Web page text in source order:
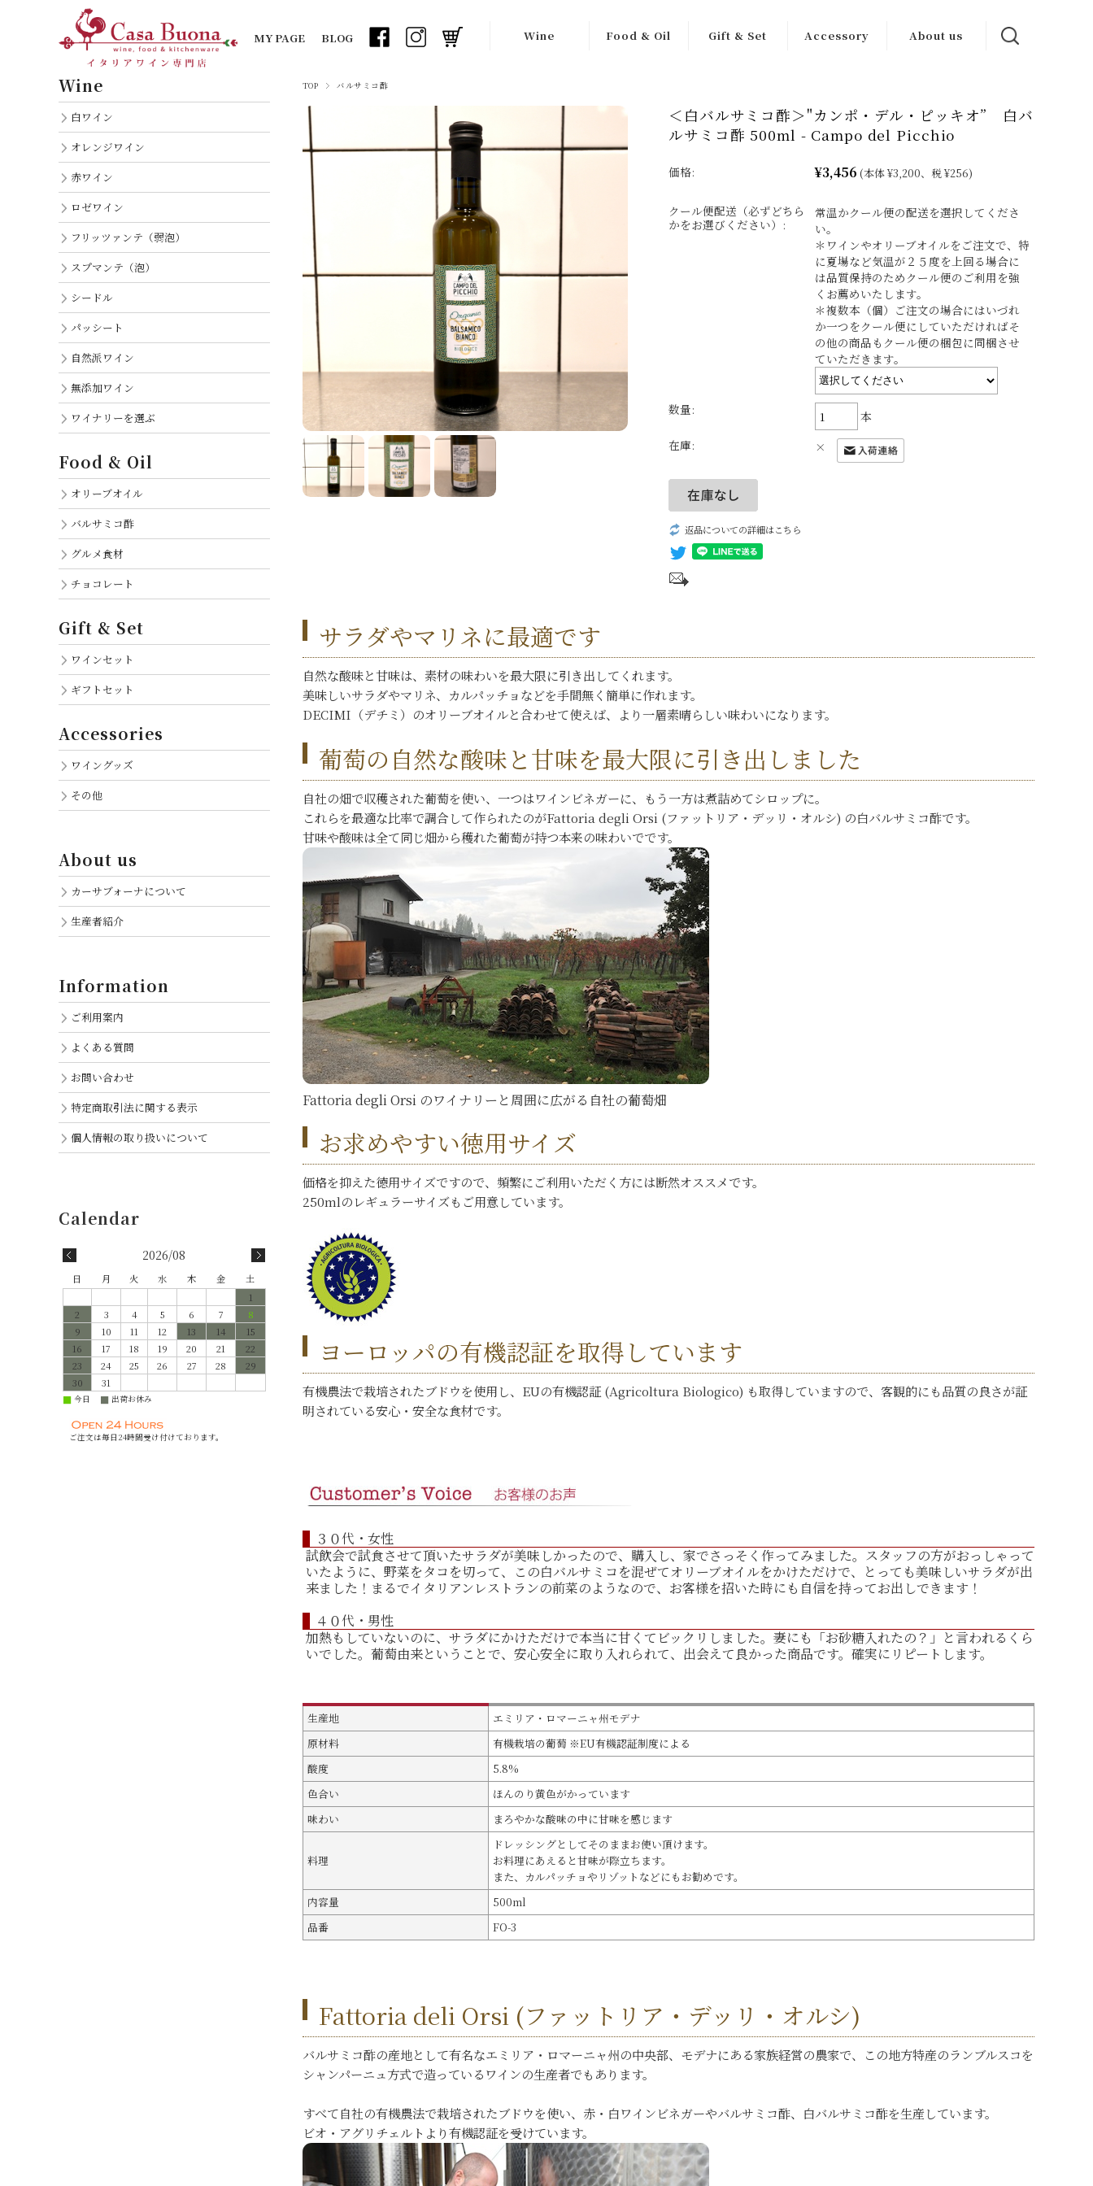
MY PAGE BLOG Wine
オレンジワイン
赤ワイン
ロゼワイン
フリッツァンテ
（弱泡）
スプマンテ
シードル
パッシート
自然派ワイン
Food & Oil
バルサミコ酢
瓶詰め食材
Gift & Set
ギフトセット
Accessory
その他
About us
生産者一覧
TOP バルサミコ酢
＜白バルサミコ酢＞"カンポ・デル・ピッキオ” 白バ
ルサミコ酢 500ml - Campo del Picchio
価格: ¥3,456 (本体 ¥3,200、税 ¥256)
クール便配送（必ずどちら
かをお選びください）:
常温かクール便の配送を選択してくださ
い。
＊ワインやオリーブオイルをご注文で、特
に夏場など気温が２５度を上回る場合に
は品質保持のためクール便のご利用を強
くお薦めいたします。
＊複数本（個）ご注文の場合にはいづれ
か一つをクール便にしていただければそ
の他の商品もクール便の梱包に同梱させ
ていただきます。
数量:
本
在庫:
×
返品についての詳細はこちら
サラダやマリネに最適です
自然な酸味と甘味は、素材の味わいを最大限に引き出してくれます。
美味しいサラダやマリネ、カルパッチョなどを手間無く簡単に作れます。
DECIMI（デチミ）のオリーブオイルと合わせて使えば、より一層素晴らしい味わいになります。
葡萄の自然な酸味と甘味を最大限に引き出しました
自社の畑で収穫された葡萄を使い、一つはワインビネガーに、もう一方は煮詰めてシロップに。
これらを最適な比率で調合して作られたのがFattoria degli Orsi (ファットリア・デッリ・オルシ) の白バルサミコ酢です。
甘味や酸味は全て同じ畑から穫れた葡萄が持つ本来の味わいでです。
Fattoria degli Orsi のワイナリーと周囲に広がる自社の葡萄畑
お求めやすい徳用サイズ
価格を抑えた徳用サイズですので、頻繁にご利用いただく方には断然オススメです。
250mlのレギュラーサイズもご用意しています。
ヨーロッパの有機認証を取得しています
有機農法で栽培されたブドウを使用し、EUの有機認証 (Agricoltura Biologico) も取得していますので、客観的にも品質の良さが証
明されている安心・安全な食材です。
３０代・女性
試飲会で試食させて頂いたサラダが美味しかったので、購入し、家でさっそく作ってみました。スタッフの方がおっしゃって
いたように、野菜をタコを切って、この白バルサミコを混ぜてオリーブオイルをかけただけで、とっても美味しいサラダが出
来ました！まるでイタリアンレストランの前菜のようなので、お客様を招いた時にも自信を持ってお出しできます！
４０代・男性
加熱もしていないのに、サラダにかけただけで本当に甘くてビックリしました。妻にも「お砂糖入れたの？」と言われるくら
いでした。葡萄由来ということで、安心安全に取り入れられて、出会えて良かった商品です。確実にリピートします。
生産地
エミリア・ロマーニャ州モデナ
原材料
有機栽培の葡萄 ※EU有機認証制度による
酸度
5.8%
色合い
ほんのり黄色がかっています
味わい
まろやかな酸味の中に甘味を感じます
料理
ドレッシングとしてそのままお使い頂けます。
お料理にあえると甘味が際立ちます。
また、カルパッチョやリゾットなどにもお勧めです。
内容量
500ml
品番
FO-3
Fattoria deli Orsi (ファットリア・デッリ・オルシ)
バルサミコ酢の産地として有名なエミリア・ロマーニャ州の中央部、モデナにある家族経営の農家で、この地方特産のランブルスコを
シャンパーニュ方式で造っているワインの生産者でもあります。
すべて自社の有機農法で栽培されたブドウを使い、赤・白ワインビネガーやバルサミコ酢、白バルサミコ酢を生産しています。
ビオ・アグリチェルトより有機認証を受けています。
Wine
白ワイン
オレンジワイン
赤ワイン
ロゼワイン
フリッツァンテ（弱泡）
スプマンテ（泡）
シードル
パッシート
自然派ワイン
無添加ワイン
ワイナリーを選ぶ
Food & Oil
オリーブオイル
バルサミコ酢
グルメ食材
チョコレート
Gift & Set
ワインセット
ギフトセット
Accessories
ワイングッズ
その他
About us
カーサブォーナについて
生産者紹介
Information
ご利用案内
よくある質問
お問い合わせ
特定商取引法に関する表示
個人情報の取り扱いについて
2026/08
日 月 火 水 木 金
土
1
2
3 4 5 6 7
8
9
10 11 12 13 14
15
16
17 18 19 20 21
22
23
24 25 26 27 28
29
30
31
■ 今日 ■ 出荷お休み
ご注文は毎日24時間受け付けております。